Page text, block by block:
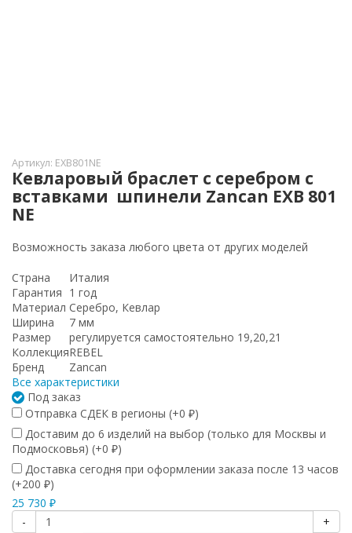
Артикул: EXB801NE
Кевларовый браслет c серебром с
вставками шпинели Zancan EXB 801
NE
Возможность заказа любого цвета от других моделей
Страна
Италия
Гарантия 1 год
Материал Серебро, Кевлар
Ширина
7 мм
Размер
регулируется самостоятельно 19,20,21
КоллекцияREBEL
Бренд
Zancan
Все характеристики
Под заказ
Отправка СДЕК в регионы (+0 ₽)
Доставим до 6 изделий на выбор (только для Москвы и
Подмосковья) (+0 ₽)
Доставка сегодня при оформлении заказа после 13 часов
(+200 ₽)
25 730 ₽
-
+